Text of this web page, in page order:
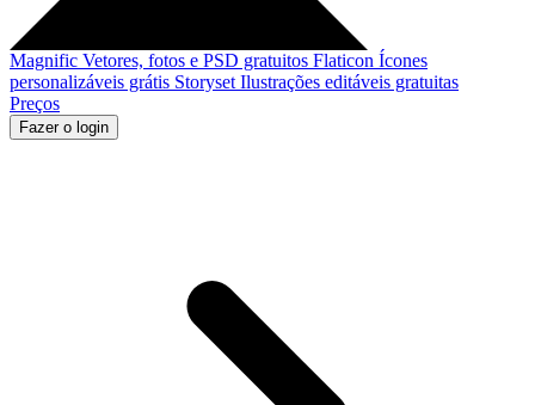
Magnific Vetores, fotos e PSD gratuitos Flaticon Ícones
personalizáveis grátis Storyset Ilustrações editáveis gratuitas
Preços
Fazer o login